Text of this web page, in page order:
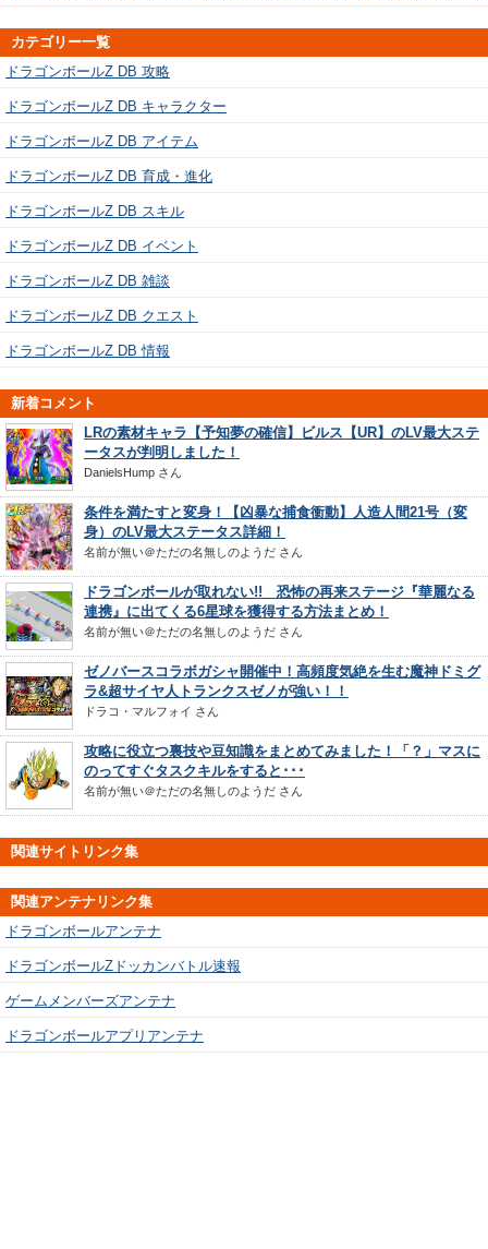
カテゴリー一覧
ドラゴンボールZ DB 攻略
ドラゴンボールZ DB キャラクター
ドラゴンボールZ DB アイテム
ドラゴンボールZ DB 育成・進化
ドラゴンボールZ DB スキル
ドラゴンボールZ DB イベント
ドラゴンボールZ DB 雑談
ドラゴンボールZ DB クエスト
ドラゴンボールZ DB 情報
新着コメント
LRの素材キャラ【予知夢の確信】ビルス【UR】のLV最大ステ
ータスが判明しました！
DanielsHump さん
条件を満たすと変身！【凶暴な捕食衝動】人造人間21号（変
身）のLV最大ステータス詳細！
名前が無い＠ただの名無しのようだ さん
ドラゴンボールが取れない!! 恐怖の再来ステージ『華麗なる
連携』に出てくる6星球を獲得する方法まとめ！
名前が無い＠ただの名無しのようだ さん
ゼノバースコラボガシャ開催中！高頻度気絶を生む魔神ドミグ
ラ&超サイヤ人トランクスゼノが強い！！
ドラコ・マルフォイ さん
攻略に役立つ裏技や豆知識をまとめてみました！「？」マスに
のってすぐタスクキルをすると･･･
名前が無い＠ただの名無しのようだ さん
関連サイトリンク集
関連アンテナリンク集
ドラゴンボールアンテナ
ドラゴンボールZドッカンバトル速報
ゲームメンバーズアンテナ
ドラゴンボールアプリアンテナ